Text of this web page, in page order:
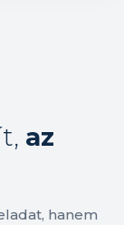
az
hanem